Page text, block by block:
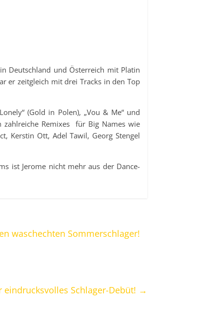
Deutschland und Österreich mit Platin
er zeitgleich mit drei Tracks in den Top
(Gold in Polen), „Vou & Me“ und
zahlreiche Remixes für Big Names wie
Kerstin Ott, Adel Tawil, Georg Stengel
ist Jerome nicht mehr aus der Dance-
waschechten Sommerschlager!
Schlager-Debüt! →